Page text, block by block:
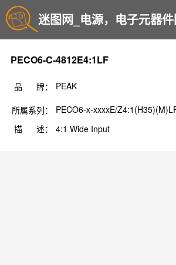
迷图网_电源，电子元器
PECO6-C-4812E4:1LF
品 牌： PEAK
所属系列：
PECO6-x-xxxxE/
描 述：
4:1 Wide Input